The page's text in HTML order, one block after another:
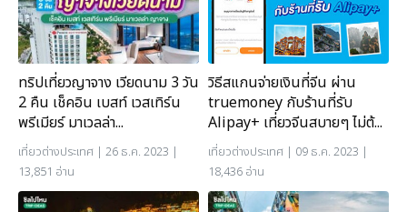
ทริปเที่ยวญาจาง เวียดนาม 3 วัน
2 คืน เช็คอิน เบสท์ เวสเทิร์น
พรีเมียร์ มาเวลล่า...
เที่ยวต่างประเทศ | 26 ธ.ค. 2023 |
13,851 อ่าน
วิธีสแกนจ่ายเงินที่จีน ผ่าน
truemoney กับร้านที่รับ
Alipay+ เที่ยวจีนสบายๆ ไม่ต้...
เที่ยวต่างประเทศ | 09 ธ.ค. 2023 |
18,436 อ่าน